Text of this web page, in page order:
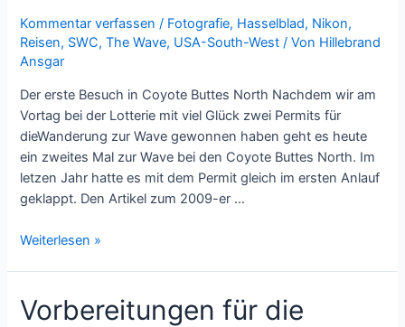
Mein
Weg
zur
Kiva
Kommentar verfassen / Fotografie, Hasselblad, Nikon,
Reisen, SWC,The Wave, USA-South-West / Von Hillebrand
Ansgar
Der erste Besuch in Coyote Buttes North Nachdem wir am
Vortag bei der Lotterie mit viel Glück zwei Permits für
dieWanderung zur Wave gewonnen haben geht es heute
ein zweites Mal zur Wave bei den Coyote Buttes North. Im
letzen Jahr hatte es mit dem Permit gleich im ersten Anlauf
geklappt. Den Artikel zum 2009-er …
Hiking
2010
Weiterlesen »
Vorbereitungen für die